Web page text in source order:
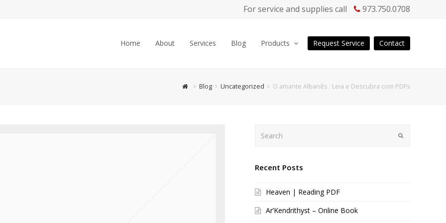
For service and supplies call 973.750.0708
Home About Services Blog Products Request Service Contact
Blog Uncategorized O amante Albanês : Leia e Descubra com PDFs
Recent Posts
Heaven | Reading PDF
Ar’Kendrithyst – Online Book